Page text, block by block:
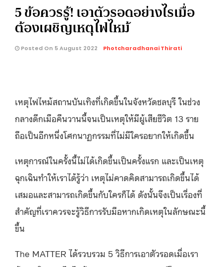
5 ข้อควรรู้! เอาตัวรอดอย่างไรเมื่อ
ต้องเผชิญเหตุไฟไหม้
Posted On 5 August 2022 Photcharadhanai Thirati
เหตุไฟไหม้สถานบันเทิงที่เกิดขึ้นในจังหวัดชลบุรี ในช่วง
กลางดึกเมือคืนวานนี้จนเป็นเหตุให้มีผู้เสียชีวิต 13 ราย
ถือเป็นอีกหนึ่งโศกนาฏกรรมที่ไม่มีใครอยากให้เกิดขึ้น
เหตุการณ์ในครั้งนี้ไม่ได้เกิดขึ้นเป็นครั้งแรก และเป็นเหตุ
ฉุกเฉินทำให้เราได้รู้ว่า เหตุไม่คาดคิดสามารถเกิดขึ้นได้
เสมอและสามารถเกิดขึ้นกับใครก็ได้ ดังนั้นจึงเป็นเรื่องที่
สำคัญที่เราควรจะรู้วิธีการรับมือหากเกิดเหตุในลักษณะนี้
ขึ้น
The MATTER ได้รวบรวม 5 วิธีการเอาตัวรอดเมื่อเรา